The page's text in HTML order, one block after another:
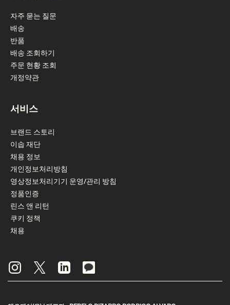
자주 묻는 질문
배송
반품
배송 조회하기
주문 현황 조회
개정약관
서비스
브랜드 스토리
이솝 재단
채용 정보
개인정보처리방침
영상정보처리기기 운영/관리 방침
정품인증
린스 앤 리턴
쿠키 정책
채용